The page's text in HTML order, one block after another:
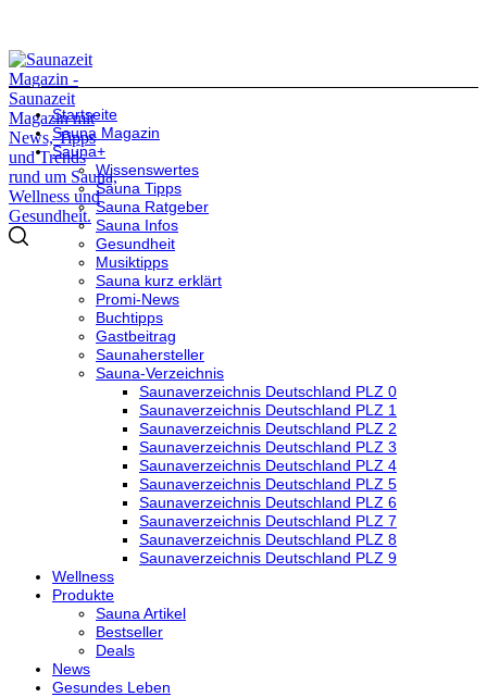
Startseite
Sauna Magazin
Sauna+
Wissenswertes
Sauna Tipps
Sauna Ratgeber
Sauna Infos
Gesundheit
Musiktipps
Sauna kurz erklärt
Promi-News
Buchtipps
Gastbeitrag
Saunahersteller
Sauna-Verzeichnis
Saunaverzeichnis Deutschland PLZ 0
Saunaverzeichnis Deutschland PLZ 1
Saunaverzeichnis Deutschland PLZ 2
Saunaverzeichnis Deutschland PLZ 3
Saunaverzeichnis Deutschland PLZ 4
Saunaverzeichnis Deutschland PLZ 5
Saunaverzeichnis Deutschland PLZ 6
Saunaverzeichnis Deutschland PLZ 7
Saunaverzeichnis Deutschland PLZ 8
Saunaverzeichnis Deutschland PLZ 9
Wellness
Produkte
Sauna Artikel
Bestseller
Deals
News
Gesundes Leben